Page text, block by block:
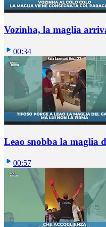
Vozinha, la maglia
00:34
Leao snobba la maglia
00:57